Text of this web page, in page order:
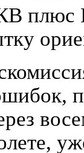
плюс